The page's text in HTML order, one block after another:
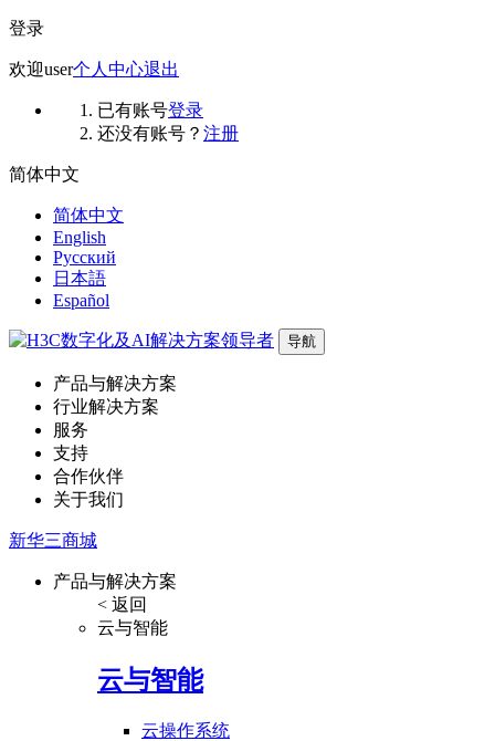
登录
欢迎user个人中心退出
已有账号登录
还没有账号？ 注册
简体中文
简体中文
English
Русский
日本語
Español
导航
产品与解决方案
行业解决方案
服务
支持
合作伙伴
关于我们
新华三商城
产品与解决方案
< 返回
云与智能
云与智能
云操作系统